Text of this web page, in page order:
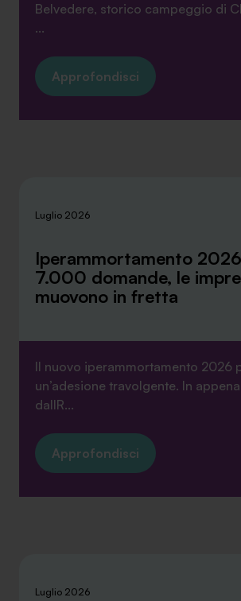
Belvedere, storico campeggio di
...
Approfondisci
Luglio 2026
Iperammortamento
7.000 domande, le
muovono in fretta
Il nuovo iperammortamento 2026
un’adesione travolgente. In
dallR...
Approfondisci
Luglio 2026